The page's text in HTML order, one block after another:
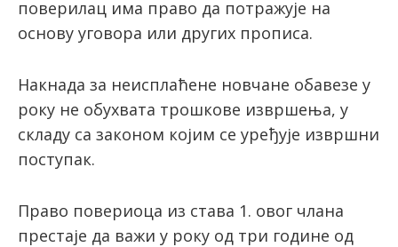
поверилац има право да потражује на
основу уговора или других прописа.
Накнада за неисплаћене новчане обавезе у
року не обухвата трошкове извршења, у
складу са законом којим се уређује извршни
поступак.
Право повериоца из става 1. овог члана
престаје да важи у року од три године од